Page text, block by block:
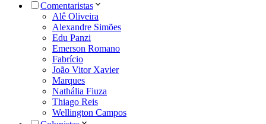
Comentaristas
Alê Oliveira
Alexandre Simões
Edu Panzi
Emerson Romano
Fabrício
João Vitor Xavier
Marques
Nathália Fiuza
Thiago Reis
Wellington Campos